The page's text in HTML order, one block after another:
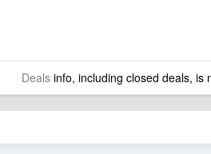
Dealsinfo, including closed deals, is